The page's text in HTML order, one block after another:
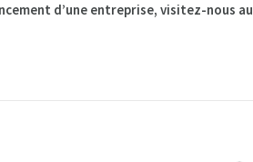
d’une entreprise, visitez-nous au